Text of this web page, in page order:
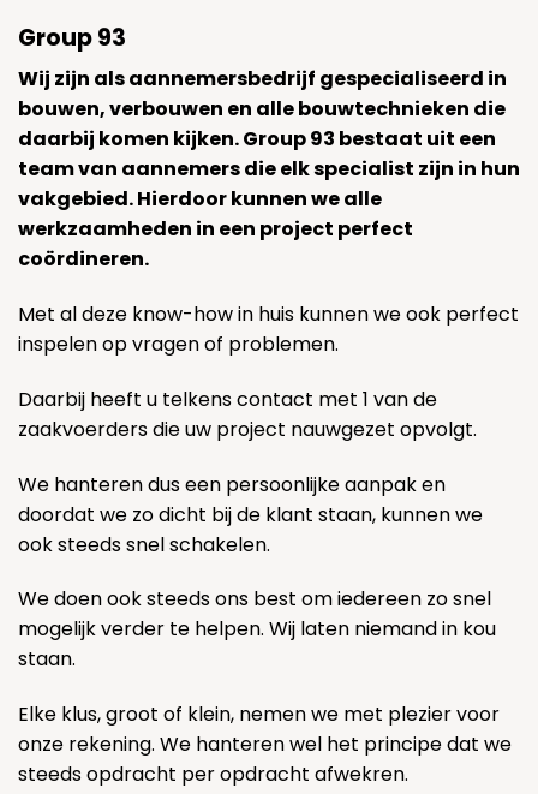
Group 93
Wij zijn als aannemersbedrijf gespecialiseerd in
bouwen, verbouwen en alle bouwtechnieken die
daarbij komen kijken. Group 93 bestaat uit een
team van aannemers die elk specialist zijn in hun
vakgebied. Hierdoor kunnen we alle
werkzaamheden in een project perfect
coördineren.
Met al deze know-how in huis kunnen we ook perfect
inspelen op vragen of problemen.
Daarbij heeft u telkens contact met 1 van de
zaakvoerders die uw project nauwgezet opvolgt.
We hanteren dus een persoonlijke aanpak en
doordat we zo dicht bij de klant staan, kunnen we
ook steeds snel schakelen.
We doen ook steeds ons best om iedereen zo snel
mogelijk verder te helpen. Wij laten niemand in kou
staan.
Elke klus, groot of klein, nemen we met plezier voor
onze rekening. We hanteren wel het principe dat we
steeds opdracht per opdracht afwekren.